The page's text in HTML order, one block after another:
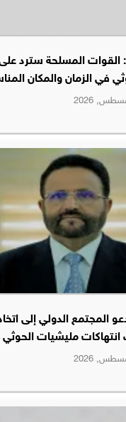
القوات المسلحة سترد
في الزمان والمكان
المجتمع الدولي إلى
مليشيات الحوثي